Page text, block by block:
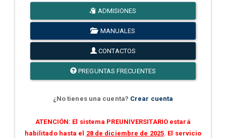
ADMISIONES
MANUALES
CONTACTOS
PREGUNTAS FRECUENTES
¿No tienes una cuenta? Crear cuenta
ATENCIÓN: El sistema PREUNIVERSITARIO estará
habilitado hasta el 28 de diciembre de 2025. El servicio